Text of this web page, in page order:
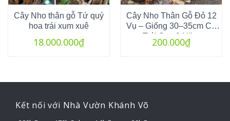
Cây Nho thân gỗ Tứ quý
hoa trái xum xuê
18.000.000₫
Cây Nho Thân Gỗ Đỏ 12
Vụ – Giống 30–35cm Có
Trái Sau 2 Năm
200.000₫
Kết nối với Nhà Vườn Khánh Võ